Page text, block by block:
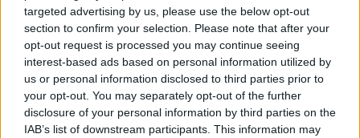
targeted advertising by us, please use the below opt-out
section to confirm your selection. Please note that after your
opt-out request is processed you may continue seeing
interest-based ads based on personal information utilized by
us or personal information disclosed to third parties prior to
your opt-out. You may separately opt-out of the further
disclosure of your personal information by third parties on the
IAB’s list of downstream participants. This information may
rappresenta solo il 9% del mercato globale dei
semiconduttori, con un obiettivo al 2030 del 20%.
Per l’Italia, questi dati significano che il Paese può
agganciarsi alle filiere europee ad alta intensità
tecnologica, ma deve trasformare partecipazione
istituzionale e programmi strategici in capacità